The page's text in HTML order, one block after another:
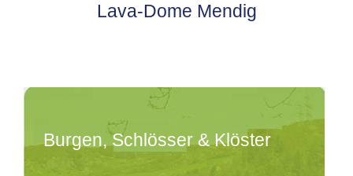
Lava-Dome Mendig
Burgen, Schlösser & Klöster